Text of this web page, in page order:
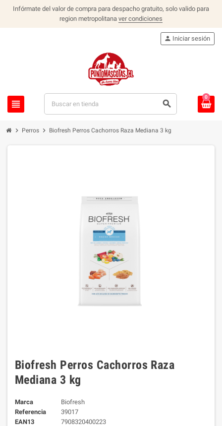
Infórmate del valor de compra para despacho gratuito, solo valido para
region metropolitana ver condiciones
view_headline search
person Iniciar sesión
0
chevron_right Perros chevron_right Biofresh Perros Cachorros Raza Mediana 3 kg
Biofresh Perros Cachorros Raza
Mediana 3 kg
Marca
Biofresh
Referencia
39017
EAN13
7908320400223